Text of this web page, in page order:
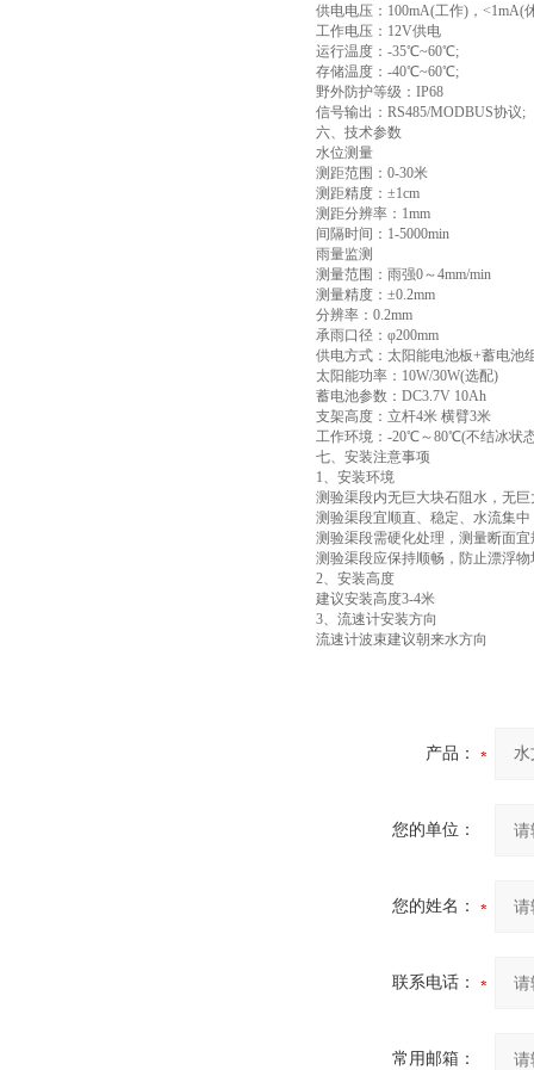
供电电压：100mA(工作)，<1mA(
工作电压：12V供电
运行温度：-35℃~60℃;
存储温度：-40℃~60℃;
野外防护等级：IP68
信号输出：RS485/MODBUS协议;
六、技术参数
水位测量
测距范围：0-30米
测距精度：±1cm
测距分辨率：1mm
间隔时间：1-5000min
雨量监测
测量范围：雨强0～4mm/min
测量精度：±0.2mm
分辨率：0.2mm
承雨口径：φ200mm
供电方式：太阳能电池板+蓄电池
太阳能功率：10W/30W(选配)
蓄电池参数：DC3.7V 10Ah
支架高度：立杆4米 横臂3米
工作环境：-20℃～80℃(不结冰状
七、安装注意事项
1、安装环境
测验渠段内无巨大块石阻水，无
测验渠段宜顺直、稳定、水流集中
测验渠段需硬化处理，测量断面宜
测验渠段应保持顺畅，防止漂浮物
2、安装高度
建议安装高度3-4米
3、流速计安装方向
流速计波束建议朝来水方向
产品：
您的单位：
您的姓名：
联系电话：
常用邮箱：